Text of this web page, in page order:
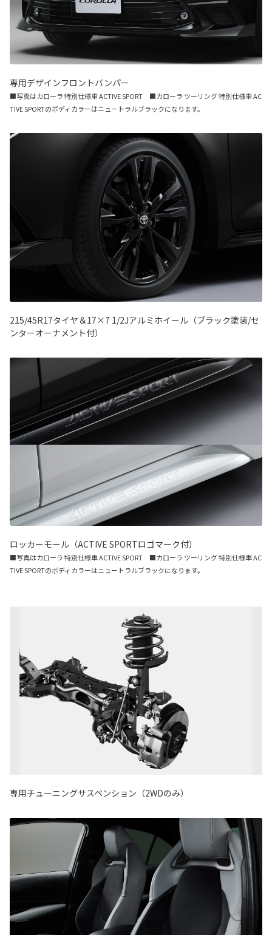
専用デザインフロントバンパー
■写真はカローラ 特別仕様車 ACTIVE SPORT ■カローラ ツーリング 特別仕様車 AC
TIVE SPORTのボディカラーはニュートラルブラックになります。
215/45R17タイヤ＆17×7 1/2Jアルミホイール（ブラック塗装/セ
ンターオーナメント付）
ロッカーモール（ACTIVE SPORTロゴマーク付）
■写真はカローラ 特別仕様車 ACTIVE SPORT ■カローラ ツーリング 特別仕様車 AC
TIVE SPORTのボディカラーはニュートラルブラックになります。
専用チューニングサスペンション（2WDのみ）